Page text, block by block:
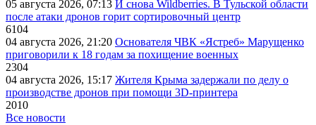
05 августа 2026, 07:13 И снова Wildberries. В Тульской области
после атаки дронов горит сортировочный центр
6104
04 августа 2026, 21:20 Основателя ЧВК «Ястреб» Марущенко
приговорили к 18 годам за похищение военных
2304
04 августа 2026, 15:17 Жителя Крыма задержали по делу о
производстве дронов при помощи 3D‑принтера
2010
Все новости